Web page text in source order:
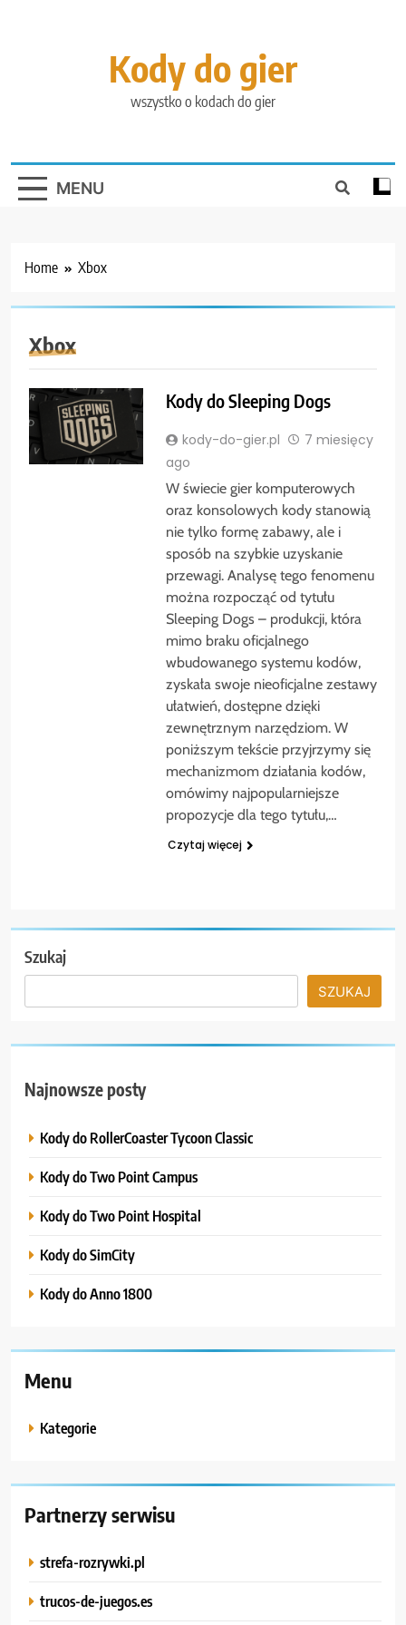
Kody do gier
wszystko o kodach do gier
MENU
Home Xbox
Xbox
Kody do Sleeping Dogs
kody-do-gier.pl
7 miesięcy
ago
W świecie gier komputerowych
oraz konsolowych kody stanowią
nie tylko formę zabawy, ale i
sposób na szybkie uzyskanie
przewagi. Analysę tego fenomenu
można rozpocząć od tytułu
Sleeping Dogs – produkcji, która
mimo braku oficjalnego
wbudowanego systemu kodów,
zyskała swoje nieoficjalne zestawy
ułatwień, dostępne dzięki
zewnętrznym narzędziom. W
poniższym tekście przyjrzymy się
mechanizmom działania kodów,
omówimy najpopularniejsze
propozycje dla tego tytułu,…
Czytaj więcej
Szukaj
SZUKAJ
Najnowsze posty
Kody do RollerCoaster Tycoon Classic
Kody do Two Point Campus
Kody do Two Point Hospital
Kody do SimCity
Kody do Anno 1800
Menu
Kategorie
Partnerzy serwisu
strefa-rozrywki.pl
trucos-de-juegos.es